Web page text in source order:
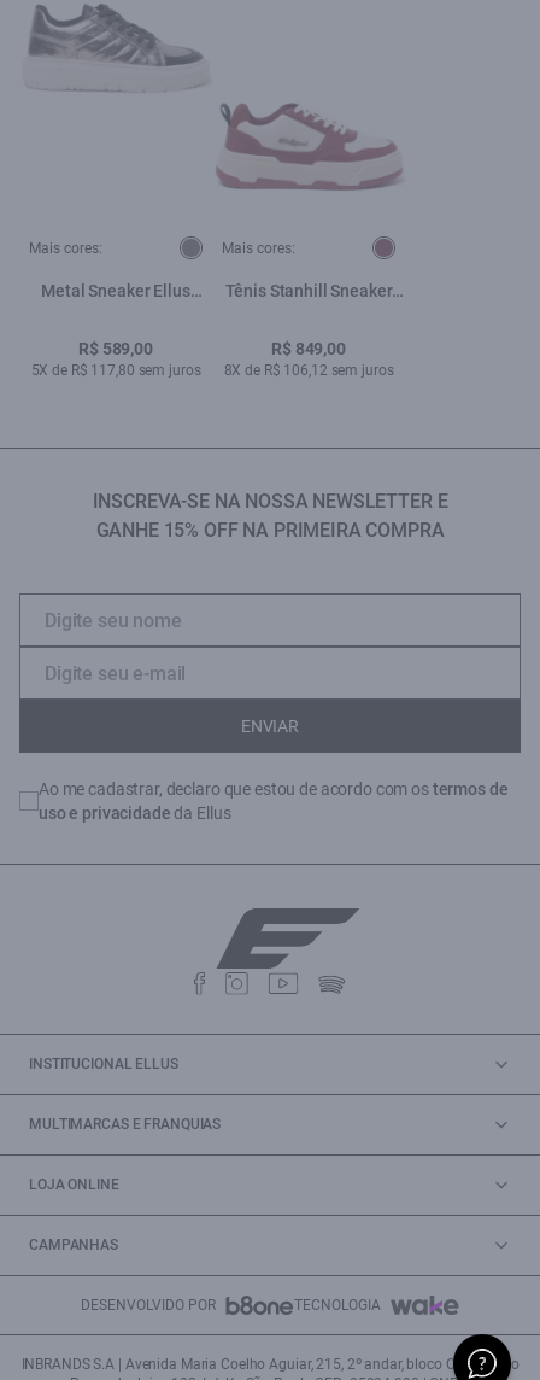
Mais cores:
Metal Sneaker Ellus
R$ 589,00
5X de R$ 117,80 sem juros
Mais cores:
Tênis Stanhill Sneaker
R$ 849,00
8X de R$ 106,12 sem juros
INSCREVA-SE NA NOSSA NEWSLETTER E
GANHE 15% OFF NA PRIMEIRA COMPRA
ENVIAR
Ao me cadastrar, declaro que estou de acordo com ostermos de
uso e privacidade da Ellus
INSTITUCIONAL ELLUS
MULTIMARCAS E FRANQUIAS
LOJA ONLINE
CAMPANHAS
DESENVOLVIDO POR TECNOLOGIA
INBRANDS S.A | Avenida Maria Coelho Aguiar, 215, 2º andar, bloco C/E/G, Piso